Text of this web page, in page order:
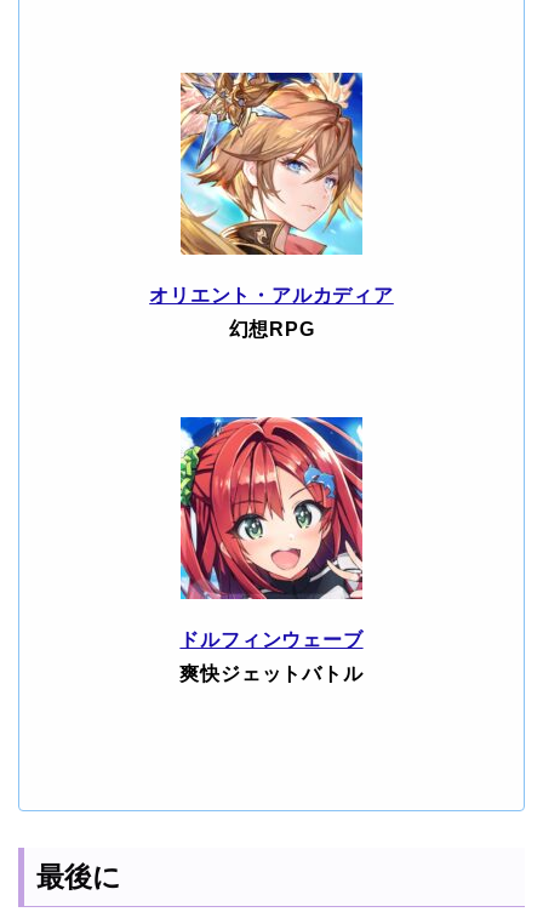
オリエント・アルカディア
幻想RPG
ドルフィンウェーブ
爽快ジェットバトル
最後に